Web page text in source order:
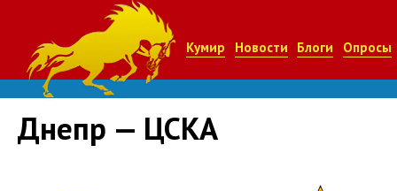
Кумир Новости Блоги Опросы
Днепр — ЦСКА